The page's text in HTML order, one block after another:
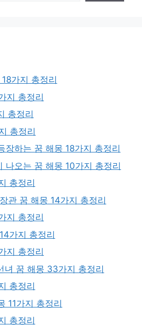
가지 총정리
지 총정리
총정리
총정리
장하는 꿈 해몽 18가지 총정리
나오는 꿈 해몽 10가지 총정리
총정리
관 꿈 해몽 14가지 총정리
지 총정리
가지 총정리
지 총정리
녀 꿈 해몽 33가지 총정리
총정리
11가지 총정리
총정리